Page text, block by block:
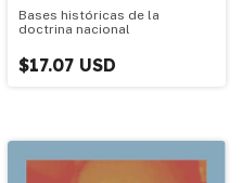
Bases históricas de la
doctrina nacional
$17.07 USD